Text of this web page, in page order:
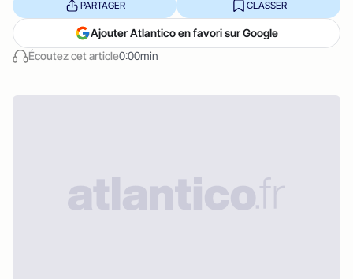
Écoutez cet article0:00min
PARTAGER CLASSER
Ajouter Atlantico en favori sur Google